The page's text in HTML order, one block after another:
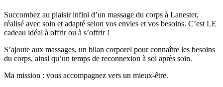
Succombez au plaisir infini d’un massage du corps à Lanester,
réalisé avec soin et adapté selon vos envies et vos besoins. C’est LE
cadeau idéal à offrir ou à s’offrir !
S’ajoute aux massages, un bilan corporel pour connaître les besoins
du corps, ainsi qu’un temps de reconnexion à soi après soin.
Ma mission : vous accompagnez vers un mieux-être.